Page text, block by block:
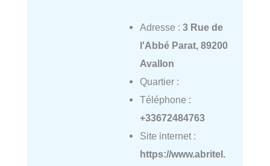
Adresse : 3 Rue de
l'Abbé Parat, 89200
Avallon
Quartier :
Téléphone :
+33672484763
Site internet :
https://www.abritel.